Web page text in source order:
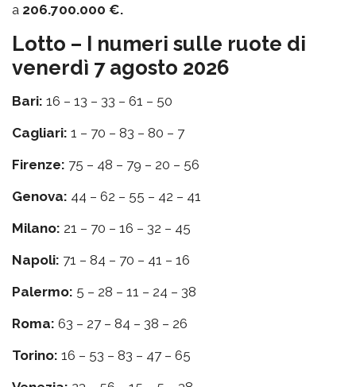
a 206.700.000 €.
Lotto – I numeri sulle ruote di
venerdì 7 agosto 2026
Bari: 16 – 13 – 33 – 61 – 50
Cagliari: 1 – 70 – 83 – 80 – 7
Firenze: 75 – 48 – 79 – 20 – 56
Genova: 44 – 62 – 55 – 42 – 41
Milano: 21 – 70 – 16 – 32 – 45
Napoli: 71 – 84 – 70 – 41 – 16
Palermo: 5 – 28 – 11 – 24 – 38
Roma: 63 – 27 – 84 – 38 – 26
Torino: 16 – 53 – 83 – 47 – 65